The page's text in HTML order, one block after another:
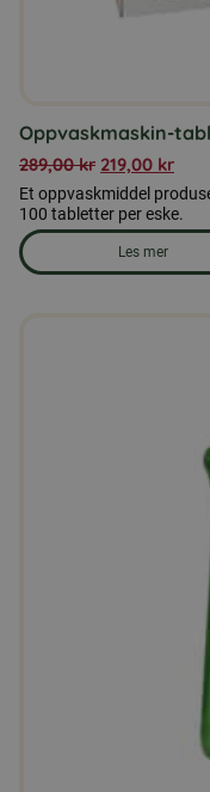
Oppvaskmaskin-
289,00kr 219,00 kr
Et oppvaskmiddel
100 tabletter per eske.
Les mer
om